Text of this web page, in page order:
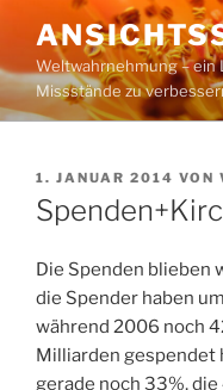
Inhalt
springenWeltwahrnehmung – ein
Missstände zu
VERÖFFENTLICHT
AM
1. JANUAR 2014 VON
Die Spenden blieben
die Spender haben
während 2006 noch
Milliarden gespendet
gerade noch 33%,